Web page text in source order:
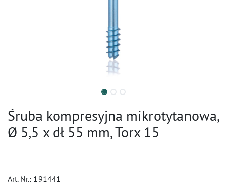
Śruba kompresyjna mikrotytanowa,
Ø 5,5 x dł 55 mm, Torx 15
Art. Nr.: 191441